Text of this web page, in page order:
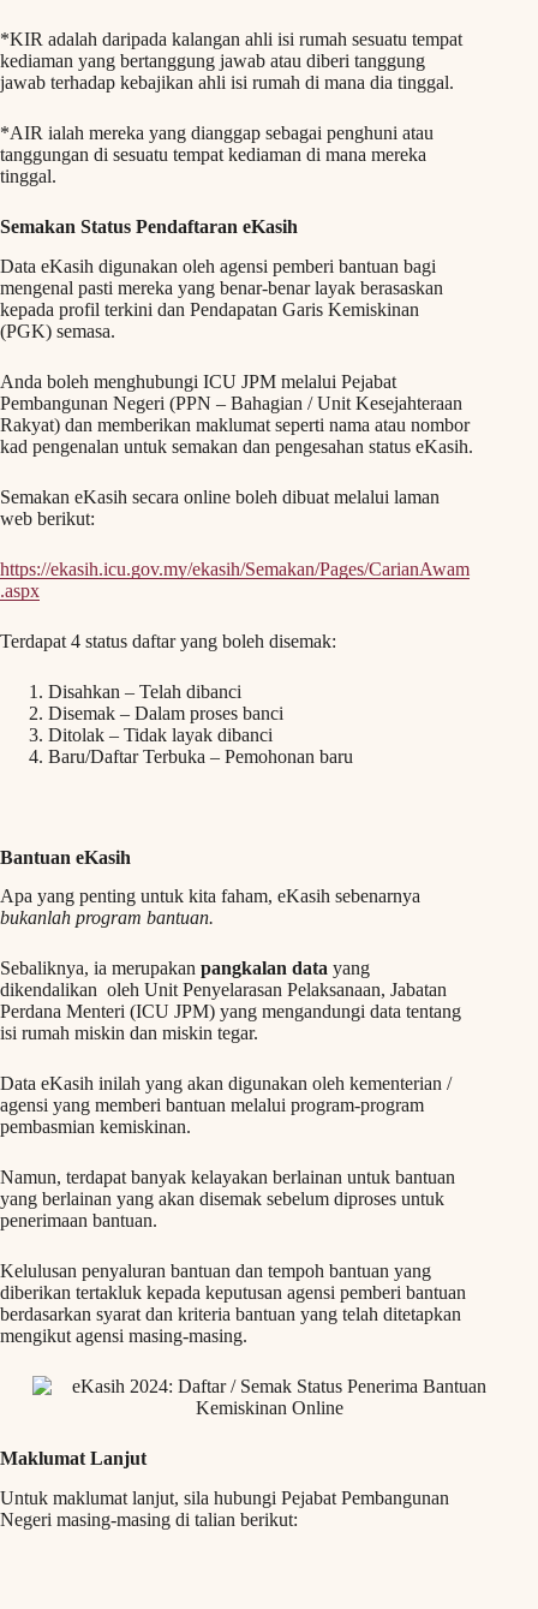
*KIR adalah daripada kalangan ahli isi rumah sesuatu tempat
kediaman yang bertanggung jawab atau diberi tanggung
jawab terhadap kebajikan ahli isi rumah di mana dia tinggal.
*AIR ialah mereka yang dianggap sebagai penghuni atau
tanggungan di sesuatu tempat kediaman di mana mereka
tinggal.
Semakan Status Pendaftaran eKasih
Data eKasih digunakan oleh agensi pemberi bantuan bagi
mengenal pasti mereka yang benar-benar layak berasaskan
kepada profil terkini dan Pendapatan Garis Kemiskinan
(PGK) semasa.
Anda boleh menghubungi ICU JPM melalui Pejabat
Pembangunan Negeri (PPN – Bahagian / Unit Kesejahteraan
Rakyat) dan memberikan maklumat seperti nama atau nombor
kad pengenalan untuk semakan dan pengesahan status eKasih.
Semakan eKasih secara online boleh dibuat melalui laman
web berikut:
https://ekasih.icu.gov.my/ekasih/Semakan/Pages/CarianAwam
.aspx
Terdapat 4 status daftar yang boleh disemak:
Disahkan – Telah dibanci
Disemak – Dalam proses banci
Ditolak – Tidak layak dibanci
Baru/Daftar Terbuka – Pemohonan baru
Bantuan eKasih
Apa yang penting untuk kita faham, eKasih sebenarnya
bukanlah program bantuan.
Sebaliknya, ia merupakan pangkalan data yang
dikendalikan oleh Unit Penyelarasan Pelaksanaan, Jabatan
Perdana Menteri (ICU JPM) yang mengandungi data tentang
isi rumah miskin dan miskin tegar.
Data eKasih inilah yang akan digunakan oleh kementerian /
agensi yang memberi bantuan melalui program-program
pembasmian kemiskinan.
Namun, terdapat banyak kelayakan berlainan untuk bantuan
yang berlainan yang akan disemak sebelum diproses untuk
penerimaan bantuan.
Kelulusan penyaluran bantuan dan tempoh bantuan yang
diberikan tertakluk kepada keputusan agensi pemberi bantuan
berdasarkan syarat dan kriteria bantuan yang telah ditetapkan
mengikut agensi masing-masing.
Maklumat Lanjut
Untuk maklumat lanjut, sila hubungi Pejabat Pembangunan
Negeri masing-masing di talian berikut: